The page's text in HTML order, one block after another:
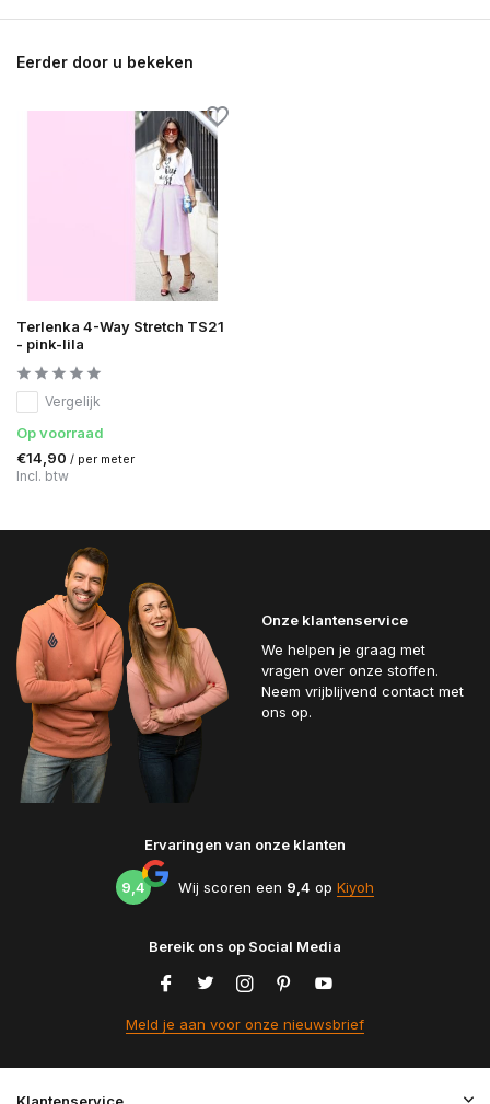
Eerder door u bekeken
Terlenka 4-Way Stretch TS21
- pink-lila
Vergelijk
Op voorraad
€14,90 / per meter
Incl. btw
Onze klantenservice
We helpen je graag met
vragen over onze stoffen.
Neem vrijblijvend contact met
ons op.
Ervaringen van onze klanten
9,4 Wij scoren een 9,4 op Kiyoh
Bereik ons op Social Media
Meld je aan voor onze nieuwsbrief